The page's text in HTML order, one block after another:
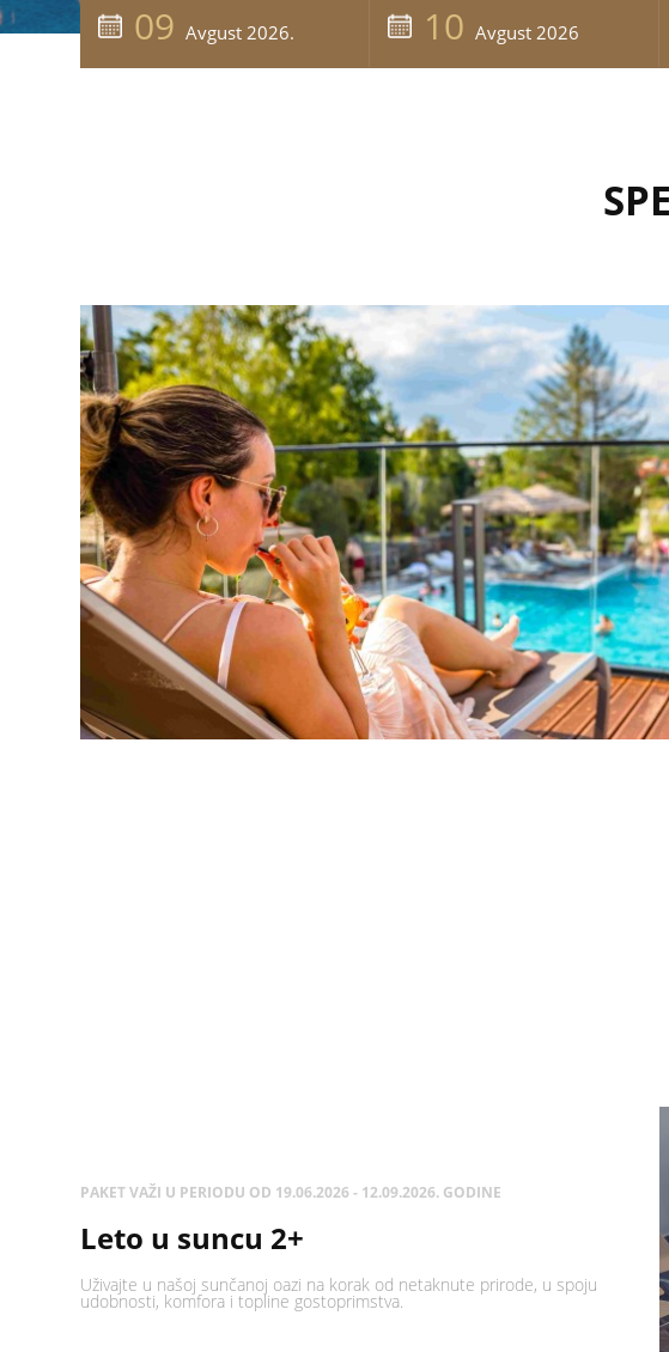
09 Avgust 2026. 10 Avgust 2026
PAKET VAŽI U PERIODU OD 19.06.2026 - 12.09.2026. GODINE
Leto u suncu 2+
Uživajte u našoj sunčanoj oazi na korak od netaknute prirode, u spoju
udobnosti, komfora i topline gostoprimstva.